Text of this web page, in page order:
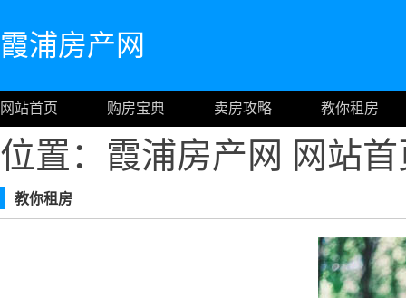
霞浦房产网
网站首页 购房宝典 卖房攻略 教你租房
位置：霞浦房产网 网站
教你租房